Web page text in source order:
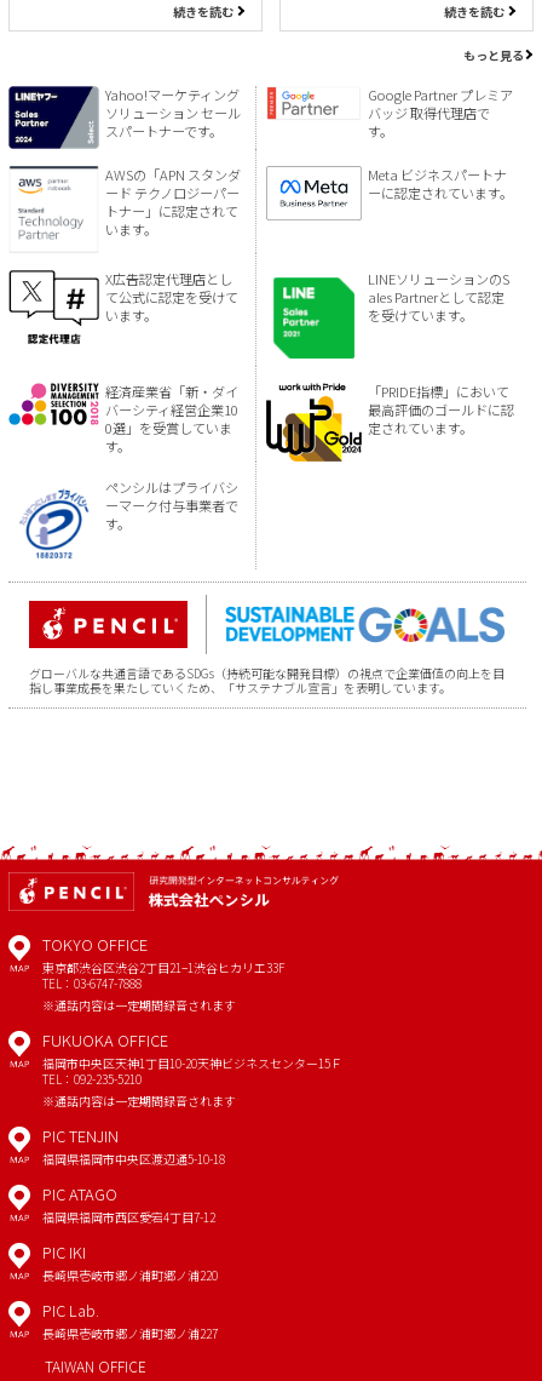
続きを読む 続きを読む
もっと見る
Yahoo!マーケティング
ソリューション セール
スパートナーです。
Google Partner プレミア
バッジ 取得代理店で
す。
AWSの「APN スタンダ
ード テクノロジーパー
トナー」に認定されて
います。
Meta ビジネスパートナ
ーに認定されています。
X広告認定代理店とし
て公式に認定を受けて
います。
LINEソリューションのS
ales Partnerとして認定
を受けています。
経済産業省「新・ダイ
バーシティ経営企業10
0選」を受賞していま
す。
「PRIDE指標」において
最高評価のゴールドに認
定されています。
ペンシルはプライバシ
ーマーク付与事業者で
す。
グローバルな共通言語であるSDGs（持続可能な開発目標）の視点で企業価値の向上を目
指し事業成長を果たしていくため、「サステナブル宣言」を表明しています。
MAP
TOKYO OFFICE
東京都渋谷区渋谷2丁目21−1渋谷ヒカリエ33F
TEL：03-6747-7888
※通話内容は一定期間録音されます
MAP
FUKUOKA OFFICE
福岡市中央区天神1丁目10-20天神ビジネスセンター15Ｆ
TEL：092-235-5210
※通話内容は一定期間録音されます
MAP
PIC TENJIN
福岡県福岡市中央区渡辺通5-10-18
MAP
PIC ATAGO
福岡県福岡市西区愛宕4丁目7-12
MAP
PIC IKI
長崎県壱岐市郷ノ浦町郷ノ浦220
MAP
PIC Lab.
長崎県壱岐市郷ノ浦町郷ノ浦227
TAIWAN OFFICE